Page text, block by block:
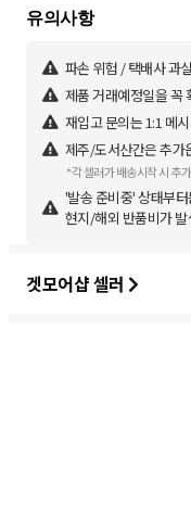
유의사항
파손 위험 / 택배사 과
제품 거래예정일을 꼭
재입고 문의는 1:1 메
제주/도서산간은 추가
*각 셀러가 배송시작 시 추
'발송 준비중' 상태부
현지/해외 반품비가
겟모어샵 셀러